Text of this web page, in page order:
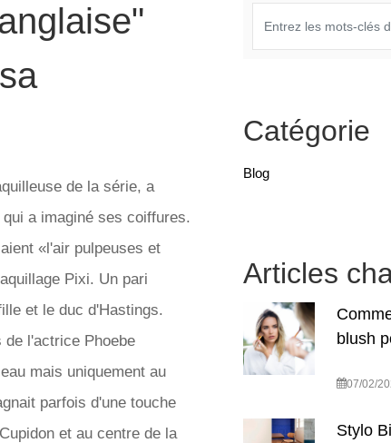
de la série, a
a imaginé ses coiffures.
«l'air pulpeuses et
Pixi. Un pari
et le duc d'Hastings.
l'actrice Phoebe
mais uniquement au
parfois d'une touche
et au centre de la
Catégorie
Blog
Articles
blush
07/02/
Stylo